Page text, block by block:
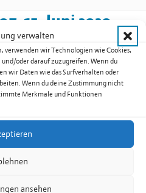
verwalten
verwenden wir Technologien wie Cookies,
oder darauf zuzugreifen. Wenn du
wir Daten wie das Surfverhalten oder
Wenn du deine Zustimmung nicht
Merkmale und Funktionen
ansehen
15. Juni 2020
als PDF herunterladen